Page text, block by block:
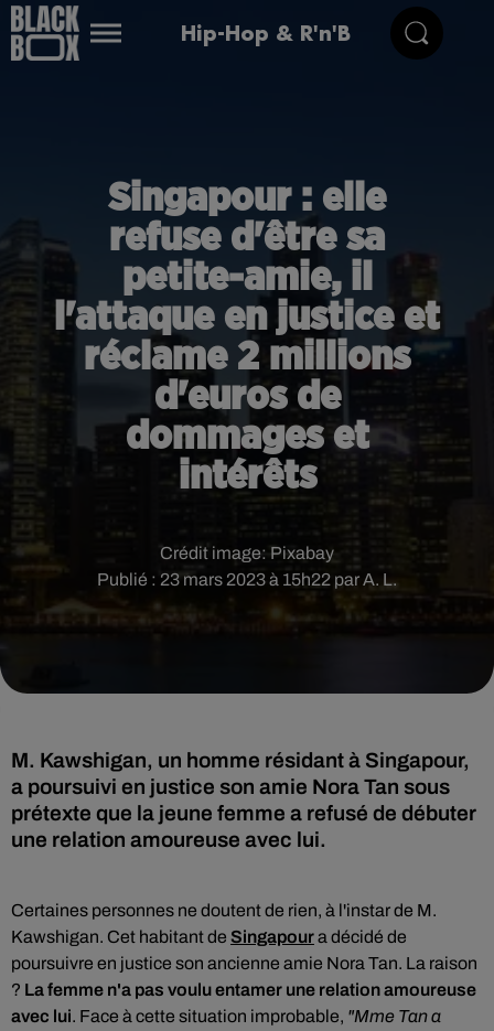
Hip-Hop & R'n'B
Singapour : elle
refuse d'être sa
petite-amie, il
l'attaque en justice et
réclame 2 millions
d'euros de
dommages et
intérêts
Publié : 23 mars 2023 à 15h22 par A. L.
Crédit image: Pixabay
M. Kawshigan, un homme résidant à Singapour,
a poursuivi en justice son amie Nora Tan sous
prétexte que la jeune femme a refusé de débuter
une relation amoureuse avec lui.
Certaines personnes ne doutent de rien, à l'instar de M.
Kawshigan. Cet habitant de Singapoura décidé de
poursuivre en justice son ancienne amie Nora Tan. La raison
? La femme n'a pas voulu entamer une relation amoureuse
avec lui. Face à cette situation improbable, "Mme Tan a